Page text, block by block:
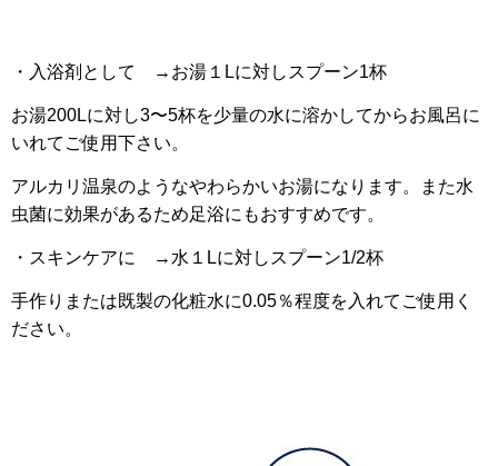
・入浴剤として →お湯１Lに対しスプーン1杯
お湯200Lに対し3〜5杯を少量の水に溶かしてからお風呂に
いれてご使用下さい。
アルカリ温泉のようなやわらかいお湯になります。また水
虫菌に効果があるため足浴にもおすすめです。
・スキンケアに →水１Lに対しスプーン1/2杯
手作りまたは既製の化粧水に0.05％程度を入れてご使用く
ださい。